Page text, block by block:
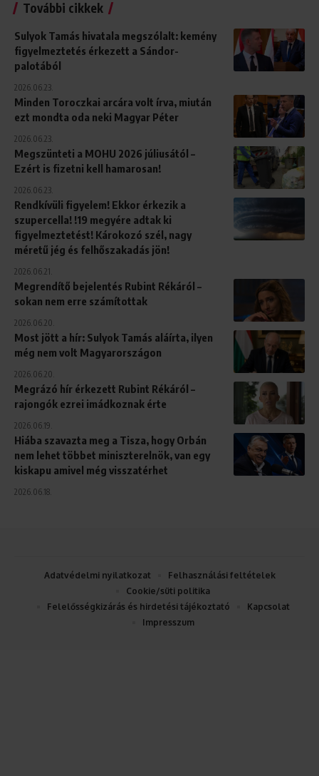
További cikkek
Sulyok Tamás hivatala megszólalt: kemény
figyelmeztetés érkezett a Sándor-
palotából
2026.06.23.
Minden Toroczkai arcára volt írva, miután
ezt mondta oda neki Magyar Péter
2026.06.23.
Megszünteti a MOHU 2026 júliusától –
Ezért is fizetni kell hamarosan!
2026.06.23.
Rendkívüli figyelem! Ekkor érkezik a
szupercella! !19 megyére adtak ki
figyelmeztetést! Károkozó szél, nagy
méretű jég és felhőszakadás jön!
2026.06.21.
Megrendítő bejelentés Rubint Rékáról –
sokan nem erre számítottak
2026.06.20.
Most jött a hír: Sulyok Tamás aláírta, ilyen
még nem volt Magyarországon
2026.06.20.
Megrázó hír érkezett Rubint Rékáról –
rajongók ezrei imádkoznak érte
2026.06.19.
Hiába szavazta meg a Tisza, hogy Orbán
nem lehet többet miniszterelnök, van egy
kiskapu amivel még visszatérhet
2026.06.18.
Adatvédelmi nyilatkozat
Felhasználási feltételek
Cookie/süti politika
Felelősségkizárás és hirdetési tájékoztató
Kapcsolat
Impresszum